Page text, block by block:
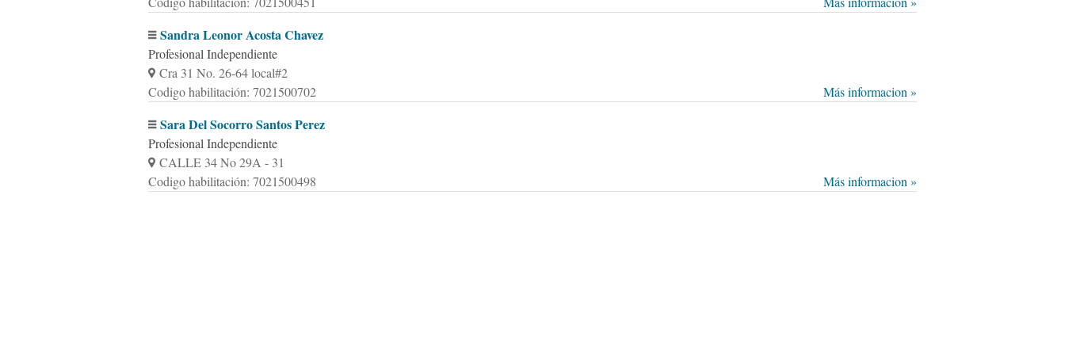
Sandra Leonor Acosta Chavez
Profesional Independiente
Cra 31 No. 26-64 local#2
Codigo habilitación: 7021500702
Más informacion »
Sara Del Socorro Santos Perez
Profesional Independiente
CALLE 34 No 29A - 31
Codigo habilitación: 7021500498
Más informacion »